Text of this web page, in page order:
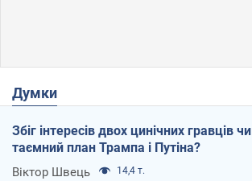
Думки
Збіг інтересів двох цинічних гравців чи
таємний план Трампа і Путіна?
Віктор Швець 14,4 т.